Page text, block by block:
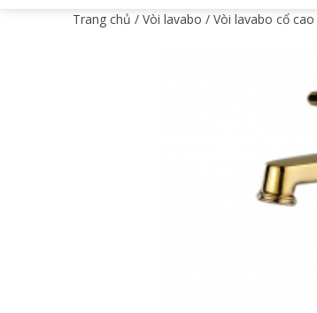
Trang chủ / Vòi lavabo / Vòi lavabo cổ cao